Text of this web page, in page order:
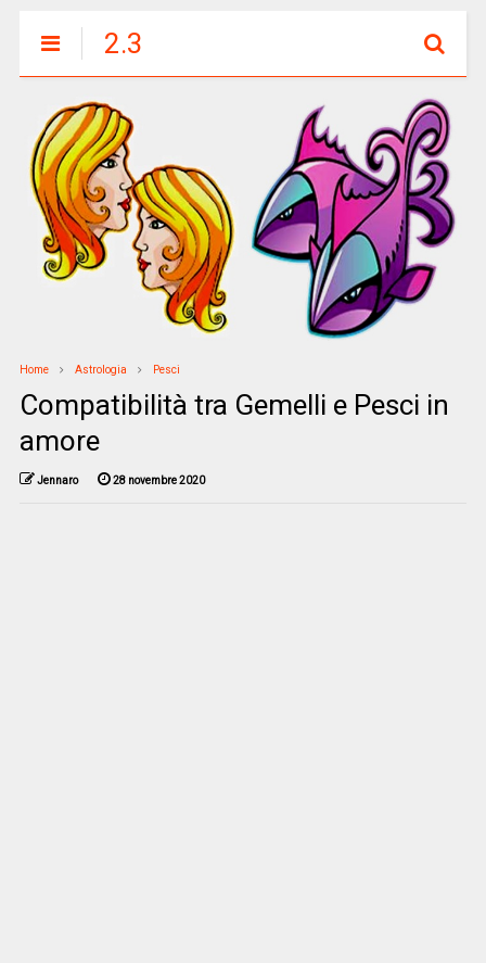
2.3
Home Astrologia Pesci
Compatibilità tra Gemelli e Pesci in
amore
Jennaro 28 novembre 2020